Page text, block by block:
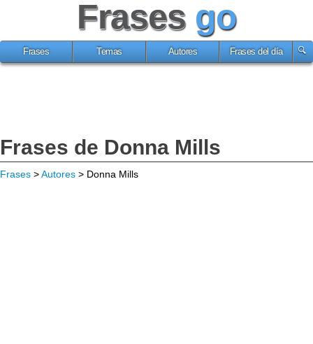
Frases go
Frases Temas Autores Frases del día
Frases de Donna Mills
Frases >Autores > Donna Mills